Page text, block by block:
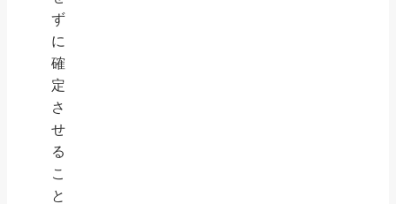
ず
に
確
定
さ
せ
る
こ
と